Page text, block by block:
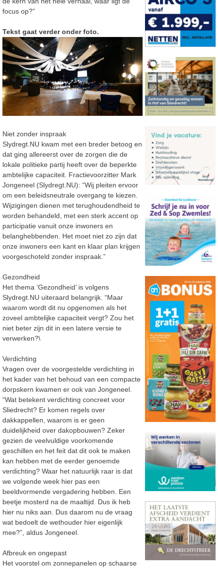
focus op?”
Tekst gaat verder onder foto.
Niet zonder inspraak
Slydregt.NU kwam met een breder betoog en
dat ging allereerst over de zorgen die de
lokale politieke partij heeft over de beperkte
ambtelijke capaciteit. Fractievoorzitter Mark
Jongeneel (Slydregt.NU): “Wij pleiten ervoor
om een beleidsneutrale overgang te kiezen.
Wijzigingen dienen met terughoudendheid te
worden behandeld, met een sterk accent op
participatie vanuit onze inwoners en
belanghebbenden. Het moet niet zo zijn dat
onze inwoners een kant en klaar plan krijgen
voorgeschoteld zonder inspraak.”
Gezondheid
Het thema ‘Gezondheid’ is volgens
Slydregt.NU uiteraard belangrijk. “Maar
waarom wordt dit nu opgenomen als het
zoveel ambtelijke capaciteit vergt? Zou het
niet beter zijn dit in een latere versie te
verwerken?\
Verdichting
Vragen over de voorgestelde verdichting in
het kader van het behoud van een compacte
dorpskern kwamen er ook van Jongeneel.
“Wat betekent verdichting concreet voor
Sliedrecht? Er komen regels over
dakkappellen, waarom is er geen
duidelijkheid over dakopbouwen? Zeker
gezien de veelvuldige voorkomende
geschillen en het feit dat dit ook te maken
kan hebben met de eerder genoemde
verdichting? Waar het natuurlijk raar is dat
we volgende week hier pas een
beeldvormende vergadering hebben. Een
beetje mosterd na de maaltijd. Dus ik heb
hier nu niks aan. Dus daarom nu de vraag
wat bedoelt de wethouder hier eigenlijk
mee?”, aldus Jongeneel.
Afbreuk en ongepast
Het voorstel om zonnepanelen op schaarse